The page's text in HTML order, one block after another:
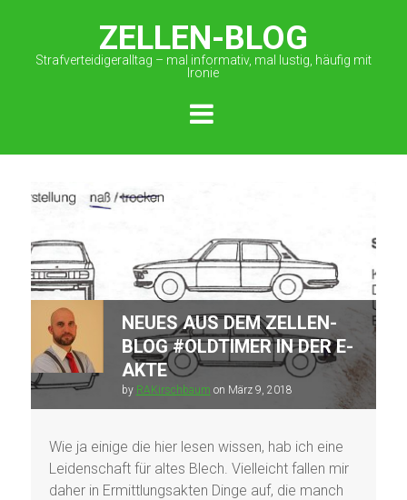
ZELLEN-BLOG
Strafverteidigeralltag – mal informativ, mal lustig, häufig mit
Ironie
NEUES AUS DEM ZELLEN-
BLOG #OLDTIMER IN DER E-
AKTE
by RAKirschbaum on März 9, 2018
Wie ja einige die hier lesen wissen, hab ich eine
Leidenschaft für altes Blech. Vielleicht fallen mir
daher in Ermittlungsakten Dinge auf, die manch